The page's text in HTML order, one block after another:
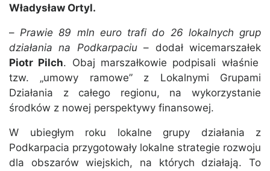
Władysław Ortyl.
–Prawie 89 mln euro trafi do 26 lokalnych grup
działania na Podkarpaciu– dodał wicemarszałek
Piotr Pilch. Obaj marszałkowie podpisali właśnie
tzw. „umowy ramowe” z Lokalnymi Grupami
Działania z całego regionu, na wykorzystanie
środków z nowej perspektywy finansowej.
W ubiegłym roku lokalne grupy działania z
Podkarpacia przygotowały lokalne strategie rozwoju
dla obszarów wiejskich, na których działają. To